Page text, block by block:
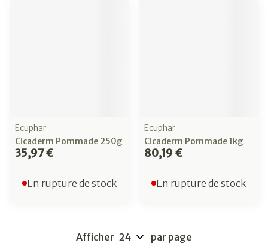
Ecuphar
Cicaderm Pommade 250g
35,97 €
En rupture de stock
Ecuphar
Cicaderm Pommade 1kg
80,19 €
En rupture de stock
Afficher par page